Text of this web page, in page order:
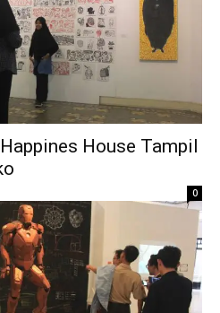
House Tampil
0